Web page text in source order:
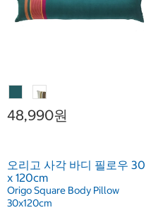
48,990원
오리고 사각 바디 필로우 30
x 120cm
Origo Square Body Pillow
30x120cm